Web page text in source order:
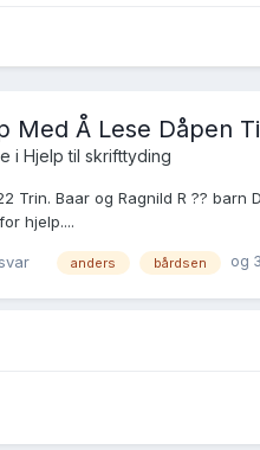
Med Å Lese Dåpen
i Hjelp til skrifttyding
Trin. Baar og Ragnild R ??
hjelp....
anders bårdsen og